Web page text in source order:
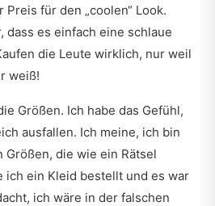
für den „coolen“ Look.
dass es einfach eine schlaue
die Leute wirklich, nur weil
weiß!
Größen. Ich habe das Gefühl,
ausfallen. Ich meine, ich bin
die wie ein Rätsel
ich ein Kleid bestellt und es war
ich wäre in der falschen